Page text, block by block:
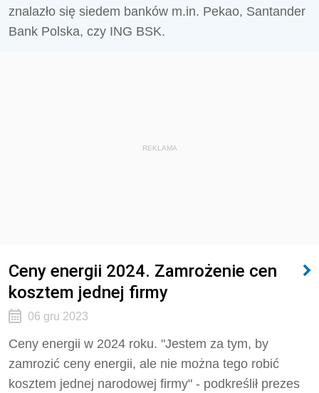
znalazło się siedem banków m.in. Pekao, Santander
Bank Polska, czy ING BSK.
REKLAMA
Ceny energii 2024. Zamrożenie cen
kosztem jednej firmy
06 gru 2023
Ceny energii w 2024 roku. "Jestem za tym, by
zamrozić ceny energii, ale nie można tego robić
kosztem jednej narodowej firmy" - podkreślił prezes